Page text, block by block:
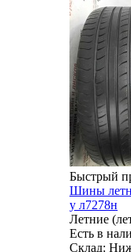
Быстрый
Шины
у л7278н
Летние
Есть в
Склад: